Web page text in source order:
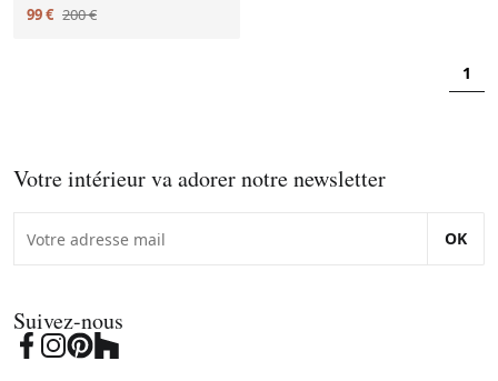
99 € 200 €
1
Votre intérieur va adorer notre newsletter
OK
Suivez-nous